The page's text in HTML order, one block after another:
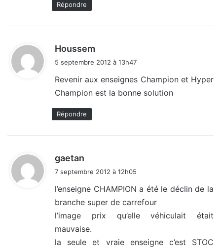
Répondre
Houssem
:
5 septembre 2012 à 13h47
Revenir aux enseignes Champion et Hyper
Champion est la bonne solution
Répondre
gaetan
:
7 septembre 2012 à 12h05
l’enseigne CHAMPION a été le déclin de la
branche super de carrefour
l’image prix qu’elle véhiculait était
mauvaise.
la seule et vraie enseigne c’est STOC